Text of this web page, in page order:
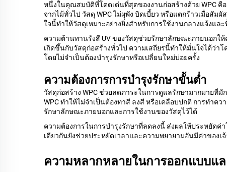
หนึ่งในคุณสมบัติที่โดดเด่นที่สุดของงานก่อสร้างด้วย WPC คื
จากไม้ทั่วไป วัสดุ WPC ไม่ผุพัง บิดเบี้ยว หรือแตกร้าวเมื่อ
ใจนี้ทำให้วัสดุเหมาะอย่างยิ่งสำหรับการใช้งานกลางแจ้งแ
ความต้านทานรังสี UV ของวัสดุช่วยรักษาลักษณะภายนอกใ
เกิดขึ้นกับวัสดุก่อสร้างทั่วไป ความเสถียรนี้ทำให้มั่นใจได้ว่า
โดยไม่จำเป็นต้องบำรุงรักษาหรือเปลี่ยนใหม่บ่อยครั้ง
ความต้องการการบำรุงรักษาขั้นต่ำ
วัสดุก่อสร้าง WPC ช่วยลดภาระในการดูแลรักษามากมายที่
WPC ทำให้ไม่จำเป็นต้องทาสี ลงสี หรือเคลือบปกติ การทำ
รักษาลักษณะภายนอกและการใช้งานของวัสดุไว้ได้
ความต้องการในการบำรุงรักษาที่ลดลงนี้ ส่งผลให้ประหยัดค่
เดียวกันยังช่วยประหยัดเวลาและความพยายามอันมีค่าของเ
ความหลากหลายในการออกแบบแ